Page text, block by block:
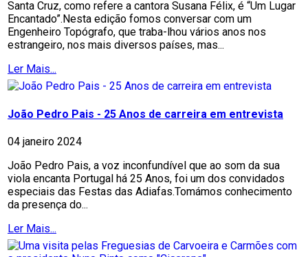
Santa Cruz, como refere a cantora Susana Félix, é “Um Lugar
Encantado”.Nesta edição fomos conversar com um
Engenheiro Topógrafo, que traba-lhou vários anos nos
estrangeiro, nos mais diversos países, mas...
Ler Mais...
João Pedro Pais - 25 Anos de carreira em entrevista
04 janeiro 2024
João Pedro Pais, a voz inconfundível que ao som da sua
viola encanta Portugal há 25 Anos, foi um dos convidados
especiais das Festas das Adiafas.Tomámos conhecimento
da presença do...
Ler Mais...